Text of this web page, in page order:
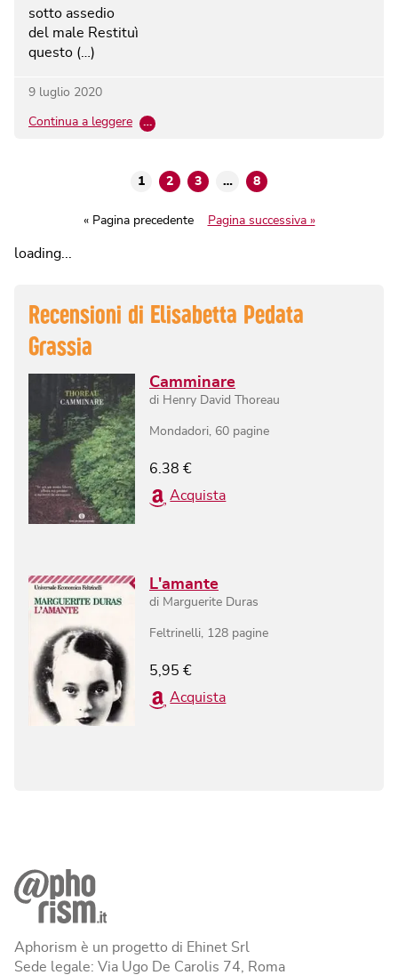
sotto assedio
del male Restituì
questo (…)
9 luglio 2020
Continua a leggere …
1 2 3 … 8
« Pagina precedente Pagina successiva »
loading...
Recensioni di Elisabetta Pedata
Grassia
Camminare
di Henry David Thoreau
Mondadori, 60 pagine
6.38 €
Acquista
L'amante
di Marguerite Duras
Feltrinelli 128 pagine
5,95 €
Acquista
Aphorism è un progetto di Ehinet Srl
Sede legale: Via Ugo De Carolis 74, Roma